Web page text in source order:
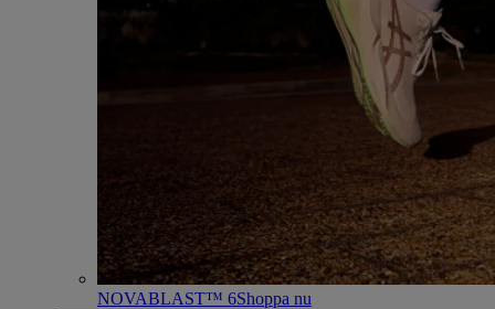
NOVABLAST™ 6Shoppa nu